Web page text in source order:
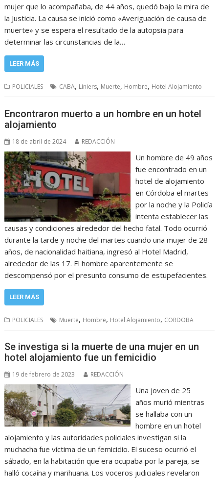
mujer que lo acompañaba, de 44 años, quedó bajo la mira de
la Justicia. La causa se inició como «Averiguación de causa de
muerte» y se espera el resultado de la autopsia para
determinar las circunstancias de la…
LEER MÁS
POLICIALES CABA, Liniers, Muerte, Hombre, Hotel Alojamiento
Encontraron muerto a un hombre en un hotel
alojamiento
18 de abril de 2024 REDACCIÓN
Un hombre de 49 años
fue encontrado en un
hotel de alojamiento
en Córdoba el martes
por la noche y la Policía
intenta establecer las
causas y condiciones alrededor del hecho fatal. Todo ocurrió
durante la tarde y noche del martes cuando una mujer de 28
años, de nacionalidad haitiana, ingresó al Hotel Madrid,
alrededor de las 17. El hombre aparentemente se
descompensó por el presunto consumo de estupefacientes.
LEER MÁS
POLICIALES Muerte, Hombre, Hotel Alojamiento, CORDOBA
Se investiga si la muerte de una mujer en un
hotel alojamiento fue un femicidio
19 de febrero de 2023 REDACCIÓN
Una joven de 25
años murió mientras
se hallaba con un
hombre en un hotel
alojamiento y las autoridades policiales investigan si la
muchacha fue víctima de un femicidio. El suceso ocurrió el
sábado, en la habitación que era ocupaba por la pareja, se
halló cocaína y marihuana. Los voceros judiciales revelaron